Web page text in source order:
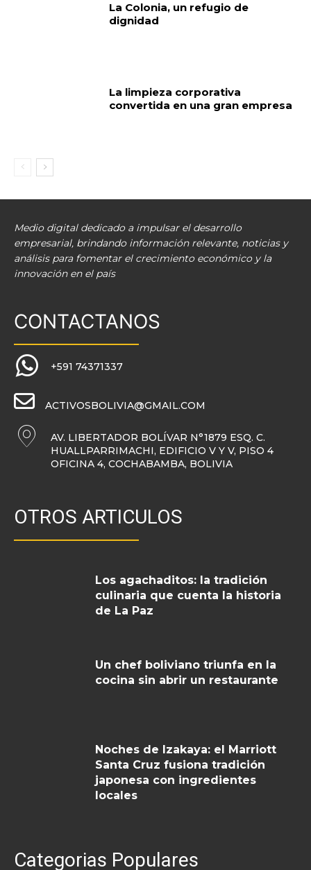
La Colonia, un refugio de
dignidad
La limpieza corporativa
convertida en una gran empresa
Medio digital dedicado a impulsar el desarrollo
empresarial, brindando información relevante, noticias y
análisis para fomentar el crecimiento económico y la
innovación en el país
CONTACTANOS
+591 74371337
ACTIVOSBOLIVIA@GMAIL.COM
AV. LIBERTADOR BOLÍVAR N°1879 ESQ. C.
HUALLPARRIMACHI, EDIFICIO V Y V, PISO 4
OFICINA 4, COCHABAMBA, BOLIVIA
OTROS ARTICULOS
Los agachaditos: la tradición
culinaria que cuenta la historia
de La Paz
Un chef boliviano triunfa en la
cocina sin abrir un restaurante
Noches de Izakaya: el Marriott
Santa Cruz fusiona tradición
japonesa con ingredientes
locales
Categorias Populares